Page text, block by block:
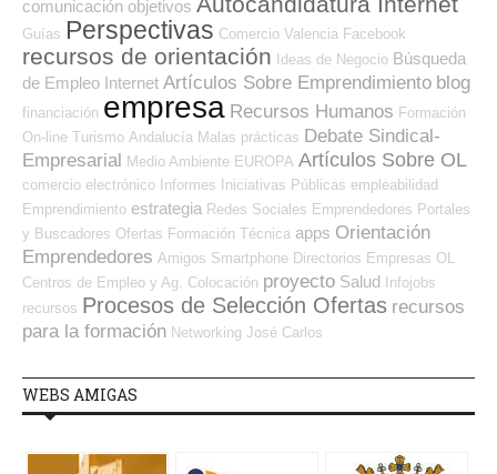
comunicación objetivos
Guías Perspectivas Comercio Valencia Facebook
recursos de orientación Ideas de Negocio Búsqueda
de Empleo Internet Artículos Sobre Emprendimiento blog
financiación empresa Recursos Humanos Formación
On-line Turismo Andalucía Malas prácticas Debate Sindical-
Empresarial Medio Ambiente EUROPA Artículos Sobre OL
comercio electrónico Informes Iniciativas Públicas empleabilidad
Emprendimiento estrategia Redes Sociales Emprendedores Portales
y Buscadores Ofertas Formación Técnica apps Orientación
Emprendedores Amigos Smartphone Directorios Empresas OL
Centros de Empleo y Ag. Colocación proyecto Salud
Infojobs
recursos Procesos de Selección Ofertas recursos
para la formación Networking José Carlos
WEBS AMIGAS